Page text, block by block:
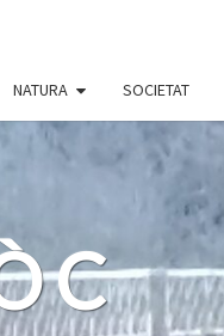
NATURA SOCIETAT